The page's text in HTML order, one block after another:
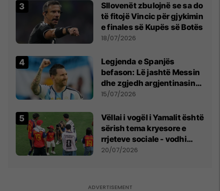
Sllovenët zbulojnë se sa do
të fitojë Vincic për gjykimin
e finales së Kupës së Botës
18/07/2026
Legjenda e Spanjës
befason: Lë jashtë Messin
dhe zgjedh argjentinasin
më të mirë në botë
15/07/2026
Vëllai i vogël i Yamalit është
sërish tema kryesore e
rrjeteve sociale - vodhi
vëmendjen pas finales së
20/07/2026